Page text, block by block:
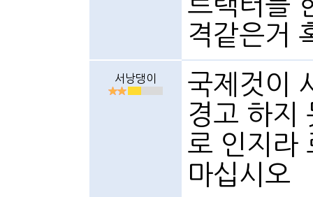
격같은거
서낭댕이
국제것이
경고 하지
로 인지라
마십시오